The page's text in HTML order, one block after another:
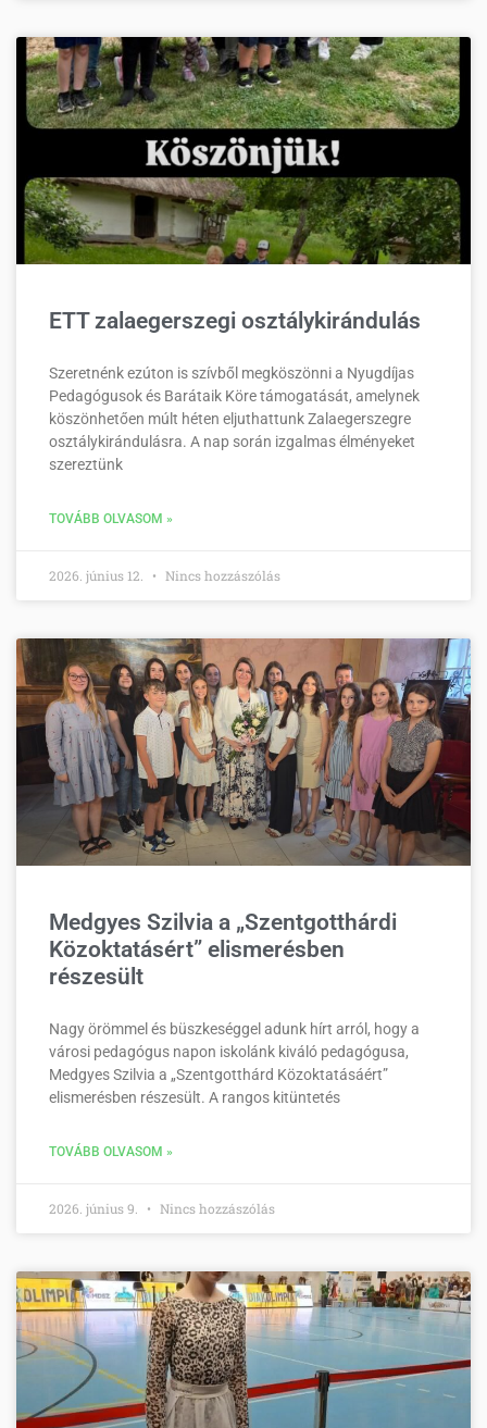
ETT zalaegerszegi osztálykirándulás
Szeretnénk ezúton is szívből megköszönni a Nyugdíjas
Pedagógusok és Barátaik Köre támogatását, amelynek
köszönhetően múlt héten eljuthattunk Zalaegerszegre
osztálykirándulásra. A nap során izgalmas élményeket
szereztünk
TOVÁBB OLVASOM »
2026. június 12. Nincs hozzászólás
Medgyes Szilvia a „Szentgotthárdi
Közoktatásért” elismerésben
részesült
Nagy örömmel és büszkeséggel adunk hírt arról, hogy a
városi pedagógus napon iskolánk kiváló pedagógusa,
Medgyes Szilvia a „Szentgotthárd Közoktatásáért”
elismerésben részesült. A rangos kitüntetés
TOVÁBB OLVASOM »
2026. június 9. Nincs hozzászólás